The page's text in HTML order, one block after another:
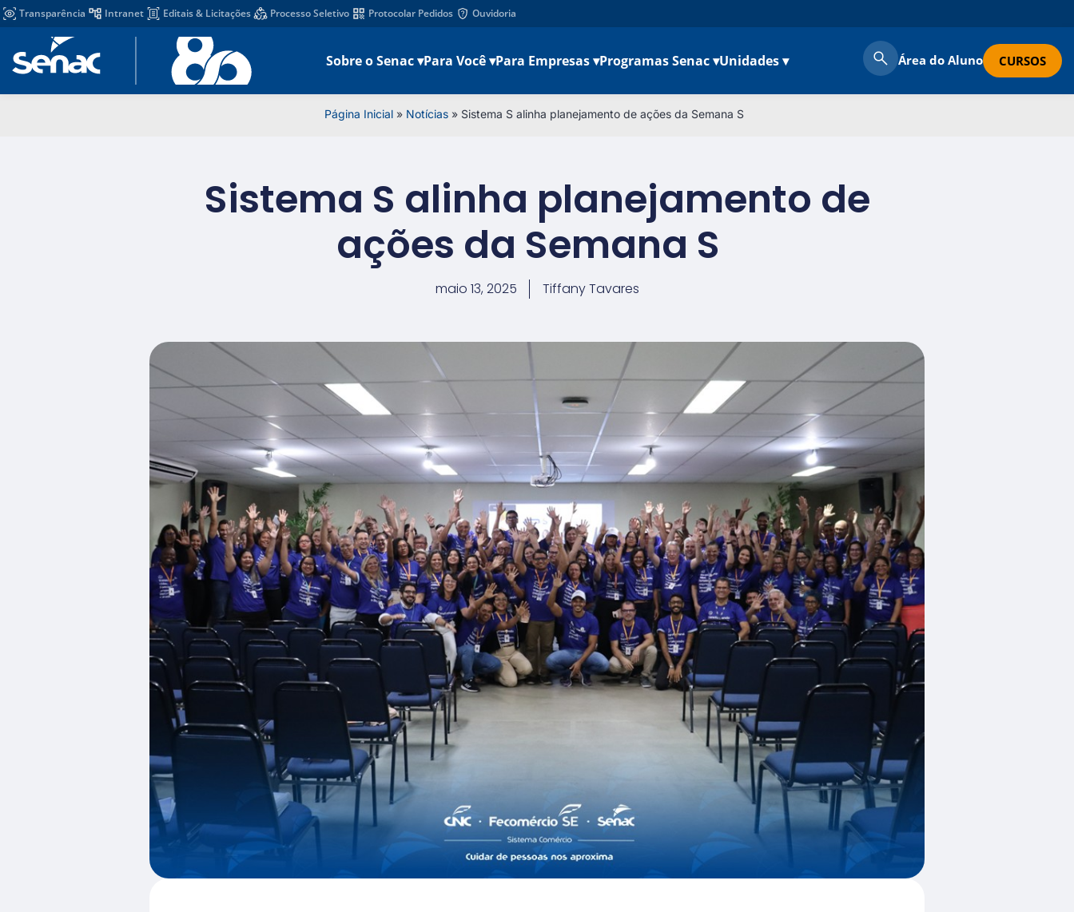
Transparência Intranet Editais & Licitações Processo Seletivo Protocolar Pedidos Ouvidoria
Sobre o Senac ▾Para Você ▾Para Empresas ▾Programas Senac ▾Unidades ▾ Área do Aluno CURSOS
Página Inicial» Notícias» Sistema S alinha planejamento de ações da Semana S
Sistema S alinha planejamento de
ações da Semana S
maio 13, 2025 Tiffany Tavares